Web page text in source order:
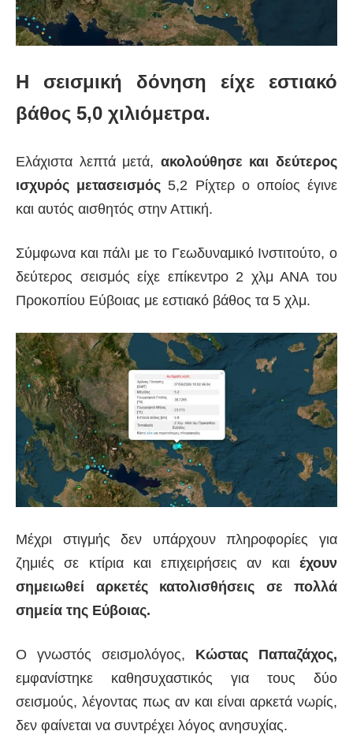
Η σεισμική δόνηση είχε εστιακό
βάθος 5,0 χιλιόμετρα.
Ελάχιστα λεπτά μετά, ακολούθησε και δεύτερος
ισχυρός μετασεισμός 5,2 Ρίχτερ ο οποίος έγινε
και αυτός αισθητός στην Αττική.
Σύμφωνα και πάλι με το Γεωδυναμικό Ινστιτούτο, ο
δεύτερος σεισμός είχε επίκεντρο 2 χλμ ΑΝΑ του
Προκοπίου Εύβοιας με εστιακό βάθος τα 5 χλμ.
Μέχρι στιγμής δεν υπάρχουν πληροφορίες για
ζημιές σε κτίρια και επιχειρήσεις αν και έχουν
σημειωθεί αρκετές κατολισθήσεις σε πολλά
σημεία της Εύβοιας.
Ο γνωστός σεισμολόγος, Κώστας Παπαζάχος,
εμφανίστηκε καθησυχαστικός για τους δύο
σεισμούς, λέγοντας πως αν και είναι αρκετά νωρίς,
δεν φαίνεται να συντρέχει λόγος ανησυχίας.